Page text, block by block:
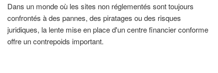
Dans un monde où les sites non réglementés sont toujours
confrontés à des pannes, des piratages ou des risques
juridiques, la lente mise en place d'un centre financier conforme
offre un contrepoids important.